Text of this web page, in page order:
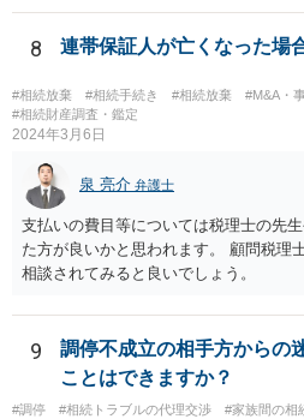
①放棄する動機が相続放棄申述書に記
ている、②その錯誤が相続放棄を取り
たらしたこと、③相続放棄をした人が
大な過失がなかったことを証明する必
て、相続放棄の無効を単独で主張し認
にはありません。 そのため、個別具体
で、相続放棄の無効を主張する、とい
結論として、重要な問題であるため一
たほうが良いとは思います。 もっとも
も、その子（孫）が代わりに相続する
もやむを得ないほど多くの人に広く誤
せん。 そのため、個人的見解としては
8 連帯保証人が亡くなった場
#相続放棄 #相続手続き #相続放棄 #M&A・
#相続財産調査・鑑定
2024年3月6日
泉 亮介 弁護士
支払いの費目等については税理士の先
た方が良いかと思われます。 顧問税理
相談されてみると良いでしょう。
9
調停不成立の相手方からの
ことはできますか？
#調停 #相続トラブルの代理交渉 #家族間の相